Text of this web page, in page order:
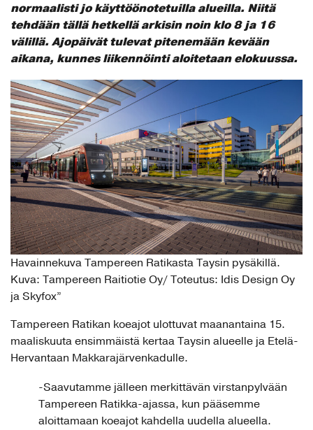
normaalisti jo käyttöönotetuilla alueilla. Niitä
tehdään tällä hetkellä arkisinnoin klo 8 ja 16
välillä. Ajopäivät tulevat pitenemään kevään
aikana, kunnes liikennöinti aloitetaan elokuussa.
Havainnekuva Tampereen Ratikasta Taysin pysäkillä.
Kuva: Tampereen Raitiotie Oy/ Toteutus: Idis Design Oy
ja Skyfox”
Tampereen Ratikan koeajot ulottuvat maanantaina 15.
maaliskuuta ensimmäistä kertaa Taysin alueelle ja Etelä-
Hervantaan Makkarajärvenkadulle.
-Saavutamme jälleen merkittävän virstanpylvään
Tampereen Ratikka-ajassa, kun pääsemme
aloittamaan koeajot kahdella uudella alueella.